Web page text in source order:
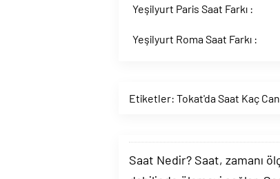
Yeşilyurt Paris Saat Farkı :
Yeşilyurt Roma Saat Farkı :
Etiketler: Tokat'da Saat Kaç
Saat Nedir? Saat, zamanı